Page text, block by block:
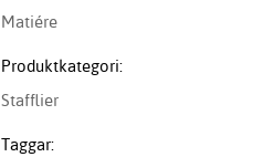
Matiére
Produktkategori:
Stafflier
Taggar: